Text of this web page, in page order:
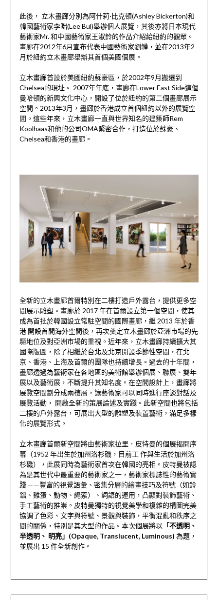
此後， 立木畫廊分別為阿什莉·比克頓(Ashley Bickerton)和
韓國藝術家李昢(Lee Bul)舉辦個人展覽，其後亦將日本現代
藝術家Mr. 和中國藝術家王淑鈴的作品介紹給紐約的觀眾。
畫廊在2012年6月宣布代表中國藝術家劉韡，並在2013年2
月於紐約立木畫廊舉辦其首個美國個展。
立木畫廊首設於美國紐約蘇豪區，於2002年9月搬遷到
Chelsea的現址。 2007年年底，畫廊在Lower East Side這個
曼哈頓的新興文化中心，開設了位於紐約的第二個畫廊展示
空間。2013年3月，畫廊於香港成立首個紐約以外的展覽空
間。這些年來，立木畫廊一直與世界知名的建築師Rem
Koolhaas和他的公司OMA緊密合作，打造位於蘇豪、
Chelsea和香港的畫廊。
全新的立木畫廊首爾特別在二樓打造戶外露台，提供更多空
間展示雕塑。畫廊於 2017 年在首爾設立第一個空間，使其
成為首批於韓國設立常駐空間的國際畫廊，繼 2013 年於香
港 開設首間海外空間後，再次奠定立木畫廊於亞洲市場的先
驅地位及對亞洲市場的重視。近年來，立木畫廊持續擴大其
國際版圖，除了相繼於台北及北京開設季節性空間，在北
京、香港、上海及首爾的團隊也持續增長。過去的十年間，
畫廊透過為藝術家在各地區的美術館舉辦個展、聯展、雙年
展以及藝術展，不斷提升其知名度。在空間設計上，畫廊將
展覽空間劃分成兩樓層，讓藝術家可以同時進行座談對話及
展覽活動， 開啟全新的策展論述及實踐。此新空間也將包括
二樓的戶外露台，可展出大型的雕塑及裝置藝術，滿足多樣
化的展覽形式。
立木畫廊首爾新空間將由藝術家拉里．皮特曼的個展揭開序
幕（1952 年出生於加州洛杉磯，目前工 作與生活於加州洛
杉磯），此展同時為藝術家首次在韓國的亮相。皮特曼被認
為是其世代中最重要的藝術家之一，藝術家標誌性的藝術實
踐 ——豐富的視覺語彙、密集分層的繪畫技巧及符號（如鈴
鐺、雞蛋、動物、繩索）、詞語的運用，凸顯對裝飾藝術、
手工藝術的推崇。皮特曼獨特的視覺美學和複雜的構圖完美
協調了色彩、文字與符號、景觀與裝飾，平衡混亂和秩序之
間的關係，特別是其大型的作品。本次個展將以 「不透明、
半透明、 明亮」(Opaque, Translucent, Luminous) 為題，
並展出 15 件全新創作。